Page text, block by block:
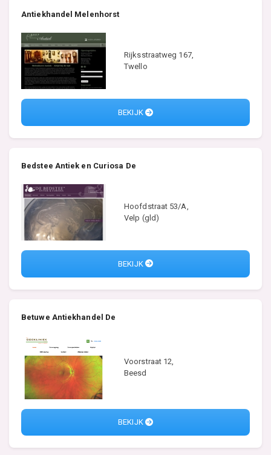
Antiekhandel Melenhorst
Rijksstraatweg 167,
Twello
BEKIJK
Bedstee Antiek en Curiosa De
Hoofdstraat 53/A,
Velp (gld)
BEKIJK
Betuwe Antiekhandel De
Voorstraat 12,
Beesd
BEKIJK